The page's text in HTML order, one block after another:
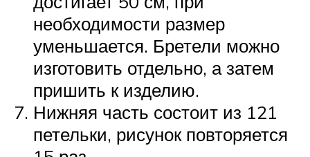
необходимости размер
уменьшается. Бретели можно
изготовить отдельно, а затем
пришить к изделию.
Нижняя часть состоит из 121
петельки, рисунок повторяется